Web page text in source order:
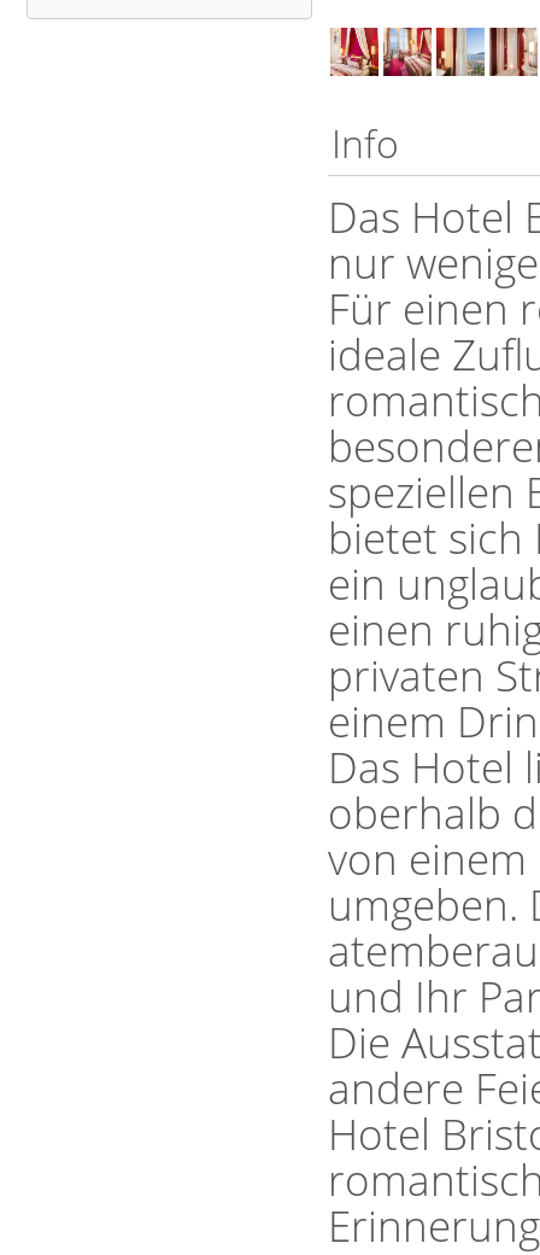
Info
Das Hotel
nur
Für einen
ideale
speziellen
bietet sich
ein
einen
privaten
einem
Das Hotel
oberhalb
von
umgeben.
und Ihr
Die
andere
Hotel